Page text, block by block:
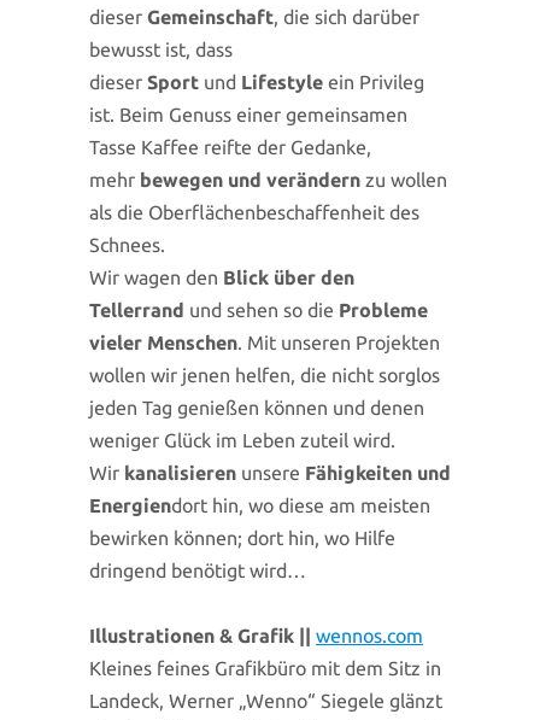
dieser Gemeinschaft, die sich darüber
bewusst ist, dass
dieser Sport und Lifestyle ein Privileg
ist. Beim Genuss einer gemeinsamen
Tasse Kaffee reifte der Gedanke,
mehr bewegen und verändern zu wollen
als die Oberflächenbeschaffenheit des
Schnees.
Wir wagen den Blick über den
Tellerrand und sehen so die Probleme
vieler Menschen. Mit unseren Projekten
wollen wir jenen helfen, die nicht sorglos
jeden Tag genießen können und denen
weniger Glück im Leben zuteil wird.
Wir kanalisieren unsere Fähigkeiten und
Energiendort hin, wo diese am meisten
bewirken können; dort hin, wo Hilfe
dringend benötigt wird…
Illustrationen & Grafik || wennos.com
Kleines feines Grafikbüro mit dem Sitz in
Landeck, Werner „Wenno“ Siegele glänzt